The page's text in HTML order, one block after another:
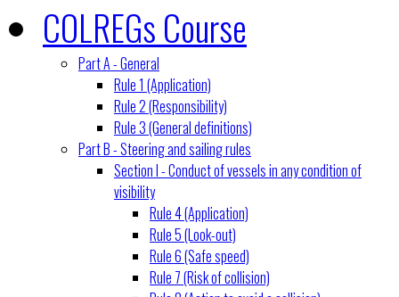
COLREGs Course
Part A - General
Rule 1 (Application)
Rule 2 (Responsibility)
Rule 3 (General definitions)
Part B - Steering and sailing rules
Section I - Conduct of vessels in any condition of
visibility
Rule 4 (Application)
Rule 5 (Look-out)
Rule 6 (Safe speed)
Rule 7 (Risk of collision)